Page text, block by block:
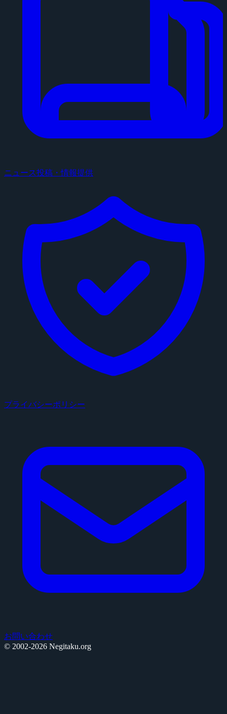
ニュース投稿・情報提供
プライバシーポリシー
お問い合わせ
© 2002-2026 Negitaku.org